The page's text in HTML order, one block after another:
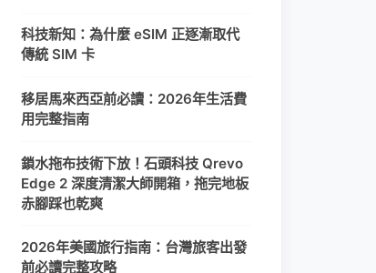
科技新知：為什麼 eSIM 正逐漸取代
傳統 SIM 卡
移居馬來西亞前必讀：2026年生活費
用完整指南
鎖水拖布技術下放！石頭科技 Qrevo
Edge 2 深度清潔大師開箱，拖完地板
赤腳踩也乾爽
2026年美國旅行指南：台灣旅客出發
前必讀完整攻略